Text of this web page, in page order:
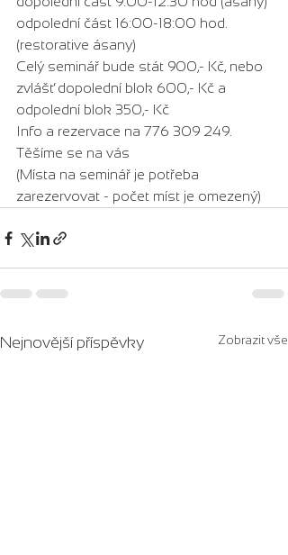
odpolední část 16:00-18:00 hod.
(restorative ásany)
Celý seminář bude stát 900,- Kč, nebo
zvlášť dopolední blok 600,- Kč a
odpolední blok 350,- Kč
Info a rezervace na 776 309 249.
Těšíme se na vás
(Místa na seminář je potřeba
zarezervovat - počet míst je omezený)
Nejnovější příspěvky Zobrazit vše